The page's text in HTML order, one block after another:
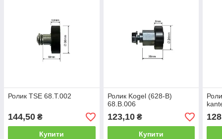
Ролик TSE 68.T.002
144,50 ₴
Купити
Ролик Kogel (628-B)
68.B.006
123,10₴
Купити